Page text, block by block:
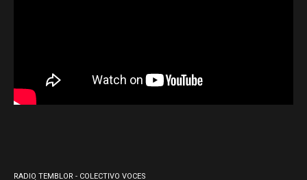
RADIO TEMBLOR - COLECTIVO VOCES